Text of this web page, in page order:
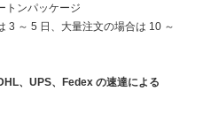
トンパッケージ
3 ～ 5 日、大量注文の場合は 10 ～
、UPS、Fedex の速達による